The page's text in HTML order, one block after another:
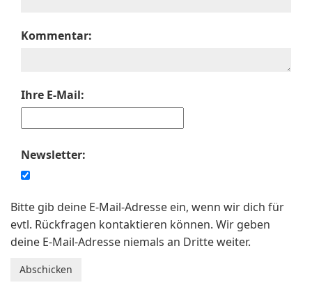
Kommentar:
Ihre E-Mail:
Newsletter:
Bitte gib deine E-Mail-Adresse ein, wenn wir dich für
evtl. Rückfragen kontaktieren können. Wir geben
deine E-Mail-Adresse niemals an Dritte weiter.